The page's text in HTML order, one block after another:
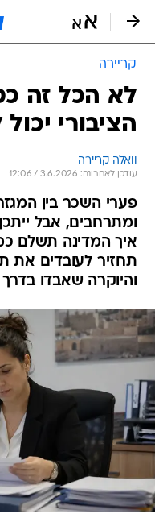
קריירה
לא הכל זה
הציבורי
וואלה קריירה
עודכן לאחרונה: 3.6.2026 / 12:06
פערי השכר בין
ומתרחבים, אבל
איך המדינה תשלם
תחזיר לעובדים את
והיוקרה שאבדו בדרך